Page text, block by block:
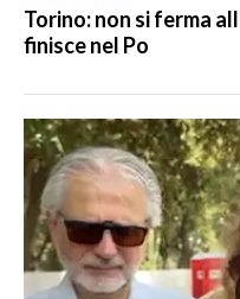
Torino: non si ferma
finisce nel Po